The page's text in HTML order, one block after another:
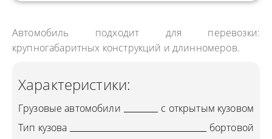
Автомобиль подходит для перевозки:
крупногабаритных конструкций и длинномеров.
Характеристики:
Грузовые автомобили
с открытым кузовом
Тип кузова
бортовой